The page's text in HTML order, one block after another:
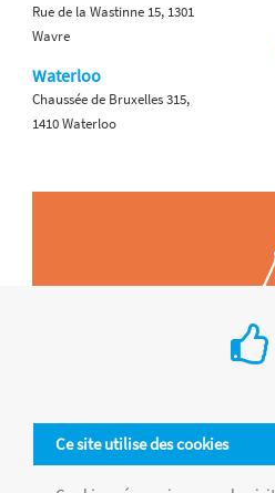
Ce site utilise des cookies
Rue de la Wastinne 15, 1301
Wavre
Waterloo
Chaussée de Bruxelles 315,
1410 Waterloo